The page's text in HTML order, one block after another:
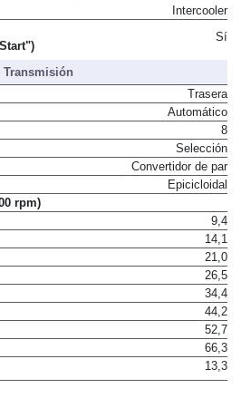
común. Turbo. Geometría variable.
Transmisión
Trasera
Automático
8
Selección
Convertidor de par
rpm)
9,4
14,1
21,0
26,5
34,4
44,2
52,7
66,3
13,3